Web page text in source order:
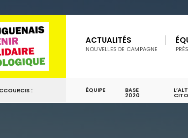
ACTUALITÉS
NOUVELLES DE CAMPAGNE
: ÉQUIPE BASE
2020